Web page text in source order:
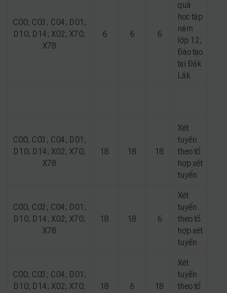
C00; C03; C04; D01;
D10; D14; X02; X70;
X78
6 6 6
quả
học tập
năm
lớp 12;
Đào tạo
tại Đắk
Lắk
C00; C03; C04; D01;
D10; D14; X02; X70;
X78
18 18 18
Xét
tuyển
theo tổ
hợp xét
tuyển
C00; C03; C04; D01;
D10; D14; X02; X70;
X78
18 18 6
Xét
tuyển
theo tổ
hợp xét
tuyển
C00; C03; C04; D01;
D10; D14; X02; X70;
18 6 18
Xét
tuyển
theo tổ